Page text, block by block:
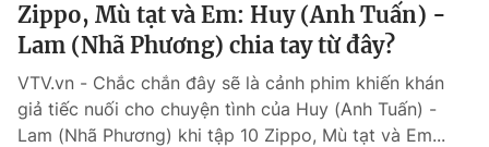
Zippo, Mù tạt và Em: Huy (Anh Tuấn) -
Lam (Nhã Phương) chia tay từ đây?
VTV.vn - Chắc chắn đây sẽ là cảnh phim khiến khán
giả tiếc nuối cho chuyện tình của Huy (Anh Tuấn) -
Lam (Nhã Phương) khi tập 10 Zippo, Mù tạt và Em...